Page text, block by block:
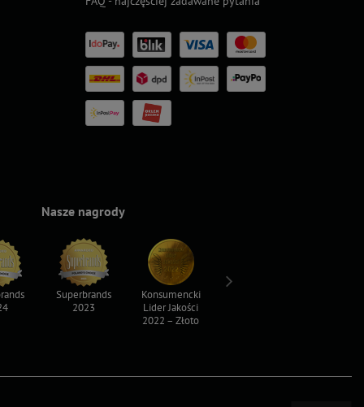
Nasze nagrody
Superbrands
2023
Konsumencki
Lider Jakości
2022 – Złoto